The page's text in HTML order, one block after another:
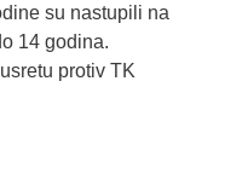
su nastupili na
14 godina.
protiv TK